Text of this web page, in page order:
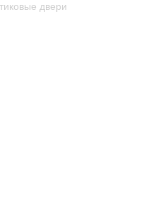
двери